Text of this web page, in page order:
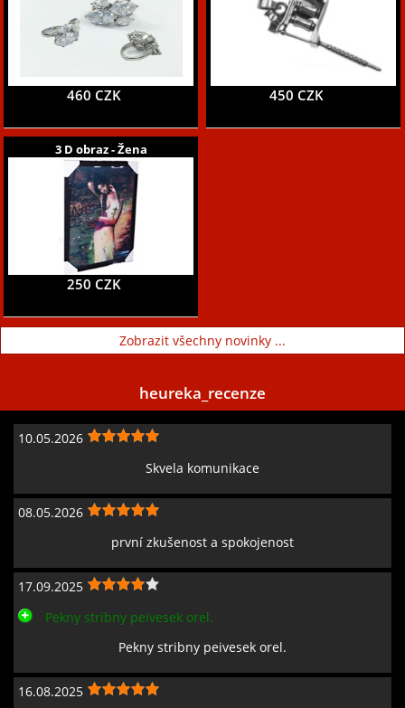
460 CZK 450 CZK
3 D obraz - Žena
250 CZK
Zobrazit všechny novinky ...
heureka_recenze
10.05.2026
Skvela komunikace
08.05.2026
první zkušenost a spokojenost
17.09.2025
Pekny stribny peivesek orel.
Pekny stribny peivesek orel.
16.08.2025